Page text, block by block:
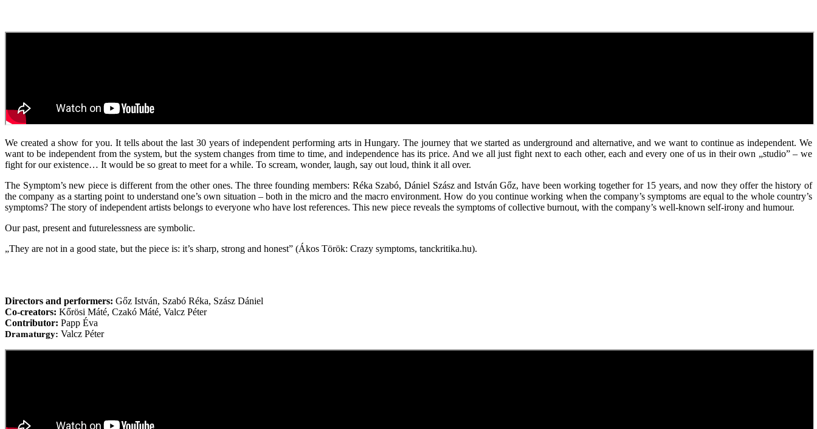
We created a show for you. It tells about the last 30 years of independent performing arts in Hungary. The journey that we started as underground and alternative, and we want to continue as independent. We
want to be independent from the system, but the system changes from time to time, and independence has its price. And we all just fight next to each other, each and every one of us in their own „studio” – we
fight for our existence… It would be so great to meet for a while. To scream, wonder, laugh, say out loud, think it all over.
The Symptom’s new piece is different from the other ones. The three founding members: Réka Szabó, Dániel Szász and István Gőz, have been working together for 15 years, and now they offer the history of
the company as a starting point to understand one’s own situation – both in the micro and the macro environment. How do you continue working when the company’s symptoms are equal to the whole country’s
symptoms? The story of independent artists belongs to everyone who have lost references. This new piece reveals the symptoms of collective burnout, with the company’s well-known self-irony and humour.
Our past, present and futurelessness are symbolic.
„They are not in a good state, but the piece is: it’s sharp, strong and honest” (Ákos Török: Crazy symptoms, tanckritika.hu).
Directors and performers: Gőz István, Szabó Réka, Szász Dániel
Co-creators: Kőrösi Máté, Czakó Máté, Valcz Péter
Contributor: Papp Éva
Dramaturgy: Valcz Péter